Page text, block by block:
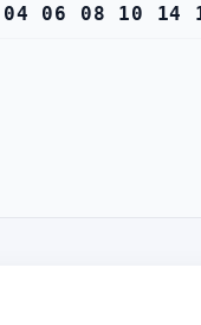
04 06 08 10 14